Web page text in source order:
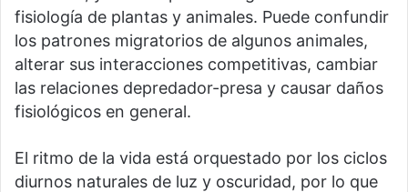
fisiología de plantas y animales. Puede confundir
los patrones migratorios de algunos animales,
alterar sus interacciones competitivas, cambiar
las relaciones depredador-presa y causar daños
fisiológicos en general.
El ritmo de la vida está orquestado por los ciclos
diurnos naturales de luz y oscuridad, por lo que